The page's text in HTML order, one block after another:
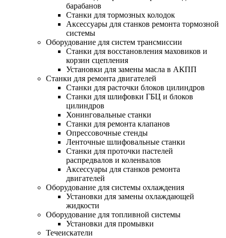
барабанов
Станки для тормозных колодок
Аксессуары для станков ремонта тормозной
системы
Оборудование для систем трансмиссии
Станки для восстановления маховиков и
корзин сцепления
Установки для замены масла в АКПП
Станки для ремонта двигателей
Станки для расточки блоков цилиндров
Станки для шлифовки ГБЦ и блоков
цилиндров
Хонинговальные станки
Станки для ремонта клапанов
Опрессовочные стенды
Ленточные шлифовальные станки
Станки для проточки пастелей
распредвалов и коленвалов
Аксессуары для станков ремонта
двигателей
Оборудование для системы охлаждения
Установки для замены охлаждающей
жидкости
Оборудование для топливной системы
Установки для промывки
Течеискатели